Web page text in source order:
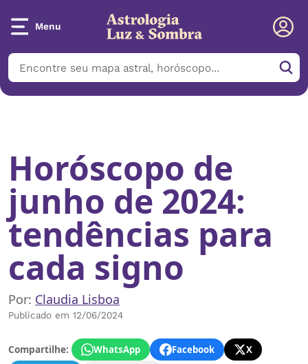
Menu
Início/Notícias/Horóscopo de junho de 2024: tendências para
Horóscopo de
junho de 2024:
tendências para
cada signo
Por: Claudia Lisboa
Publicado em 12/06/2024
Compartilhe: WhatsApp Facebook
X